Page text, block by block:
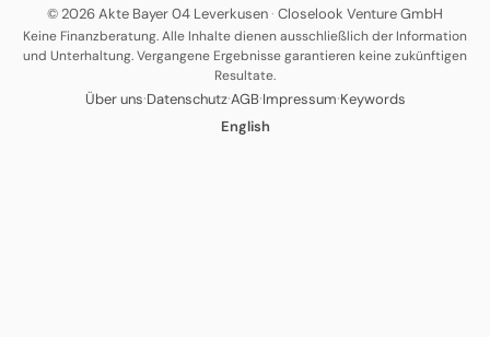
© 2026 Akte Bayer 04 Leverkusen· Closelook Venture GmbH
Keine Finanzberatung. Alle Inhalte dienen ausschließlich der Information
und Unterhaltung. Vergangene Ergebnisse garantieren keine zukünftigen
Resultate.
Über uns·Datenschutz·AGB·Impressum·Keywords
English